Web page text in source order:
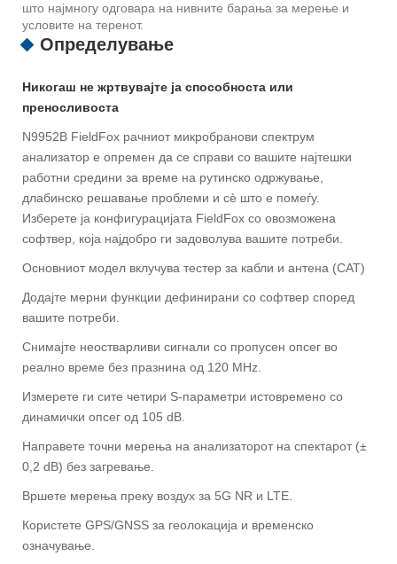
што најмногу одговара на нивните барања за мерење и
условите на теренот.
Определување
Никогаш не жртвувајте ја способноста или
преносливоста
N9952B FieldFox рачниот микробранови спектрум
анализатор е опремен да се справи со вашите најтешки
работни средини за време на рутинско одржување,
длабинско решавање проблеми и сè што е помеѓу.
Изберете ја конфигурацијата FieldFox со овозможена
софтвер, која најдобро ги задоволува вашите потреби.
Основниот модел вклучува тестер за кабли и антена (CAT)
Додајте мерни функции дефинирани со софтвер според
вашите потреби.
Снимајте неостварливи сигнали со пропусен опсег во
реално време без празнина од 120 MHz.
Измерете ги сите четири S-параметри истовремено со
динамички опсег од 105 dB.
Направете точни мерења на анализаторот на спектарот (±
0,2 dB) без загревање.
Вршете мерења преку воздух за 5G NR и LTE.
Користете GPS/GNSS за геолокација и временско
означување.